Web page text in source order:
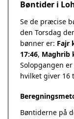
Bøntider i
Se de præcise
den Torsdag
bønner er: Fajr
17:46, Maghrib
Solopgangen
hvilket giver 16
Bøntiderne på